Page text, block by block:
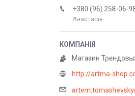
+380 (96) 258-06-
Анастасія
Магазин
http://artma-